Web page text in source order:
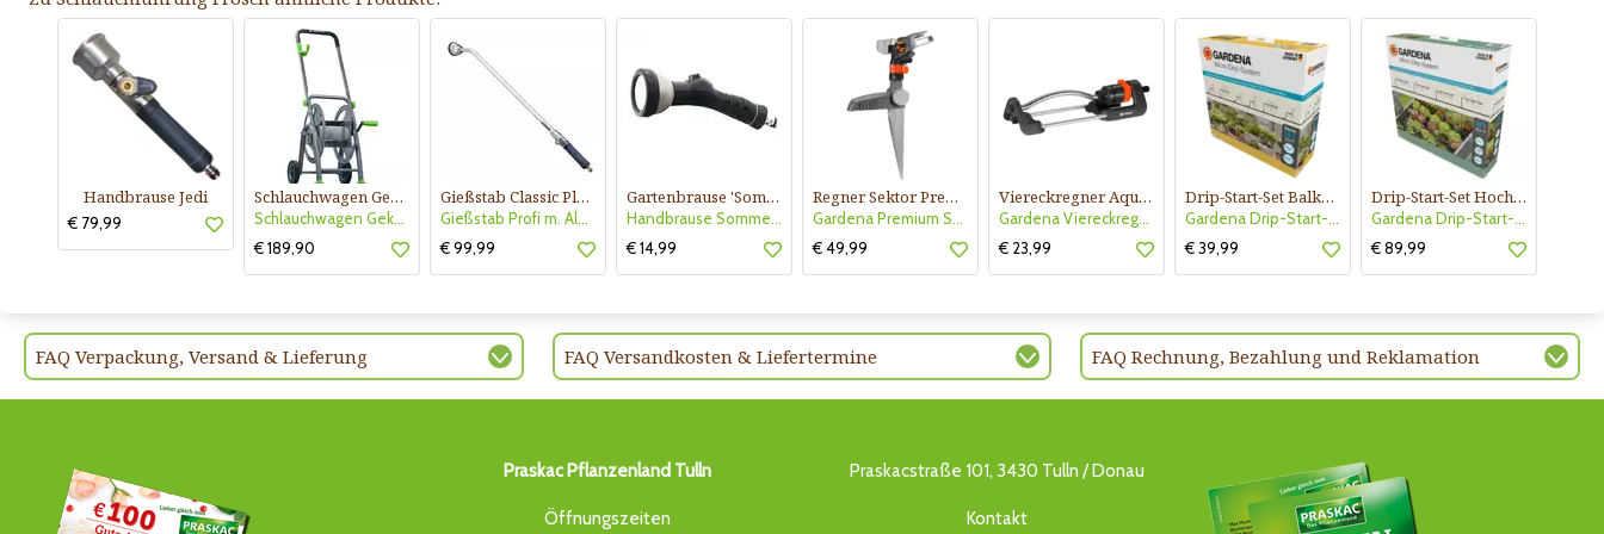
Handbrause Jedi
€ 79,99
Schlauchwagen Geka plus
Schlauchwagen Geka Plus P25
€ 189,90
Gießstab Classic Plus m. Alubrause
Gießstab Profi m. Alubrause Classic Plus
€ 99,99
Gartenbrause 'Sommerregen'
Handbrause Sommerregen
€ 14,99
Regner Sektor Premium
Gardena Premium Sektorregner
€ 49,99
Viereckregner Aqua S
Gardena Viereckregner Aqua S
€ 23,99
Drip-Start-Set Balkone
Gardena Drip-Start-Set Balkone
€ 39,99
Drip-Start-Set Hochbeet
Gardena Drip-Start-Set Hochbeet
€ 89,99
FAQ Verpackung, Versand & Lieferung FAQ Versandkosten & Liefertermine FAQ Rechnung, Bezahlung und Reklamation
Praskac Pflanzenland Tulln
Öffnungszeiten
Praskacstraße 101, 3430 Tulln / Donau
Kontakt